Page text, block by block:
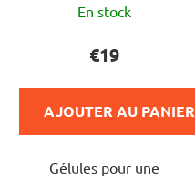
moyenne
est
de
sur
En stock
€19
AJOUTER AU PANIER
Gélules pour une